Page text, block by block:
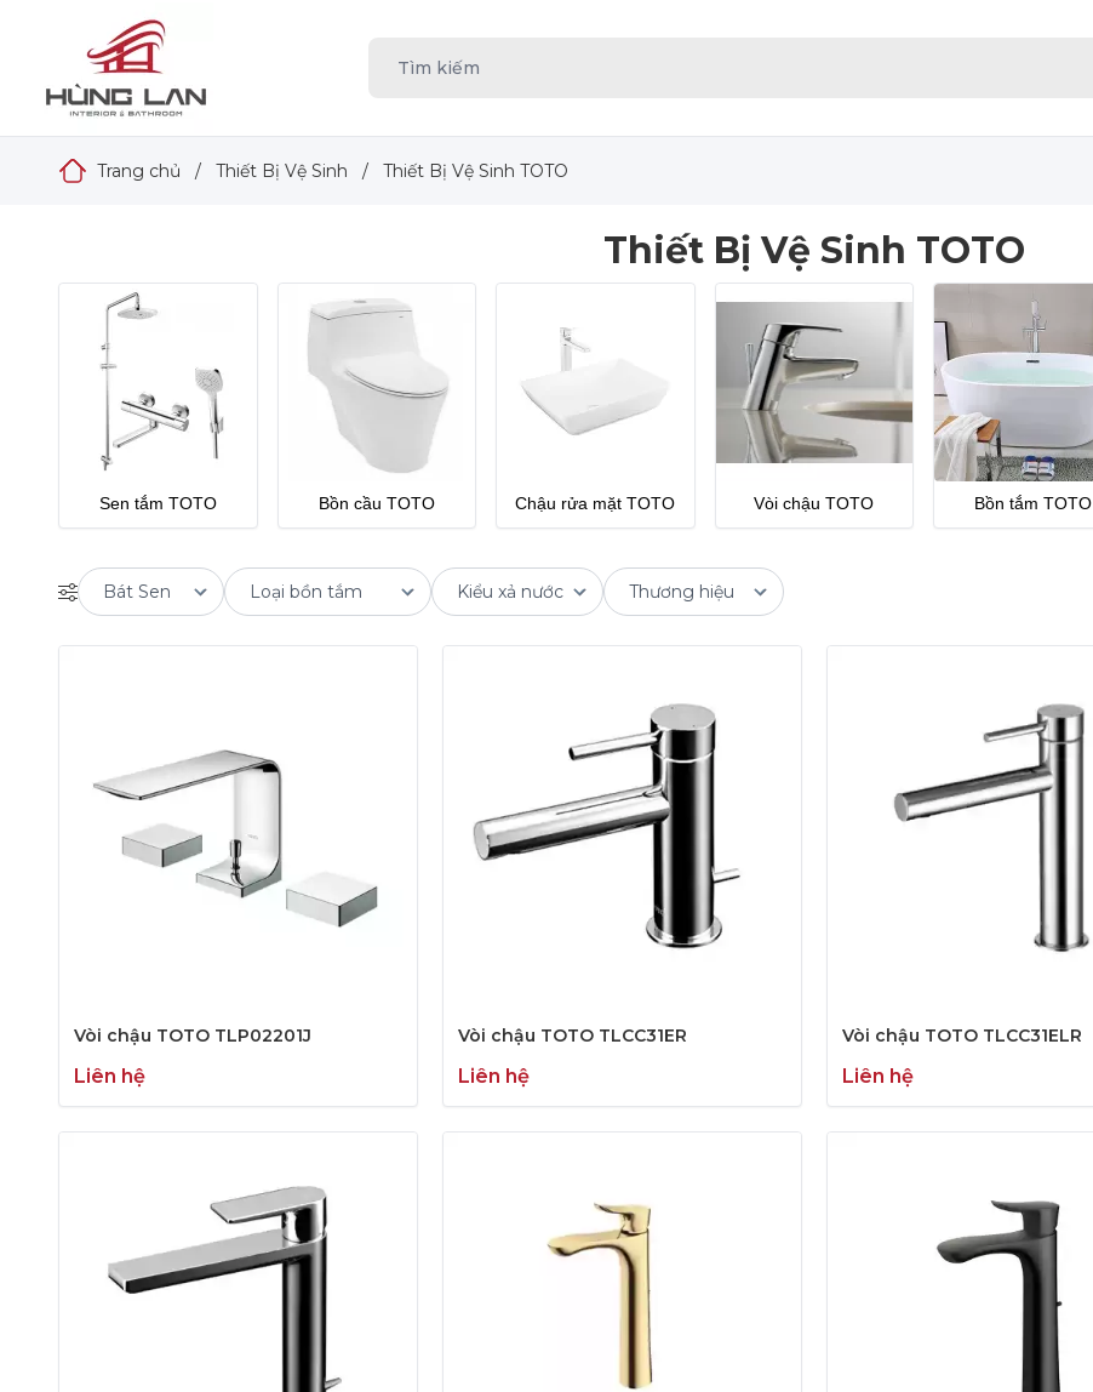
Trang chủ / Thiết Bị Vệ Sinh / Thiết Bị Vệ Sinh TOTO
Thiết Bị Vệ Sinh TOTO
Sen tắm TOTO Bồn cầu TOTO Chậu rửa mặt TOTO Vòi chậu TOTO Bồn tắm TOTO
Vòi chậu TOTO TLP02201J
Liên hệ
Vòi chậu TOTO TLCC31ER
Liên hệ
Vòi chậu TOTO TLCC31ELR
Liên hệ